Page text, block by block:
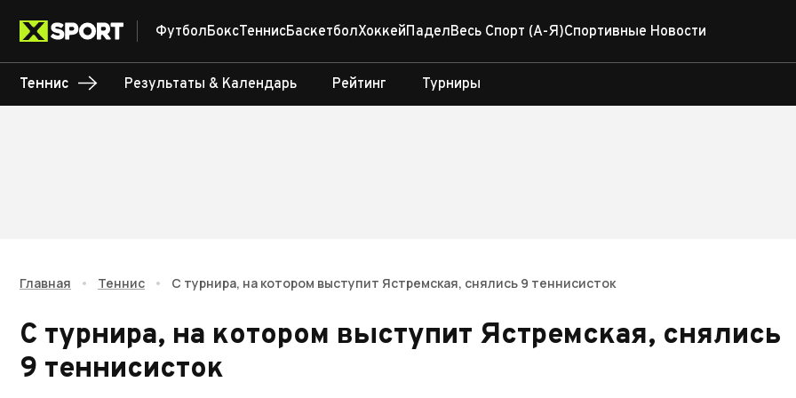
ФутболБоксТеннисБаскетболХоккейПаделВесь Спорт (А-Я)Спортивные Новости
Теннис Результаты & Календарь Рейтинг Турниры
Главная • Теннис • С турнира, на котором выступит Ястремская, снялись 9 теннисисток
С турнира, на котором выступит Ястремская, снялись
9 теннисисток